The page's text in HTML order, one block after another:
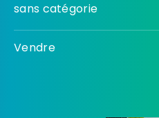
sans catégorie
Vendre